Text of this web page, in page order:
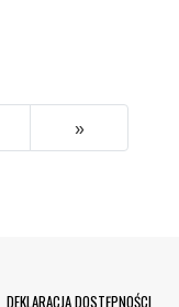
»Ostatni
DEKLARACJA DOSTĘPNOŚCI